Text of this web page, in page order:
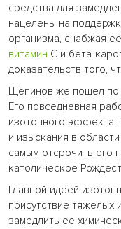
средства для
нацелены на
организма, снабжая
витамин C и бета-
доказательств того,
Щепинов же пошел по
Его повседневная
изотопного эффекта.
и изыскания в
самым отсрочить его
католическое
Главной идеей
присутствие тяжелых
замедлить ее